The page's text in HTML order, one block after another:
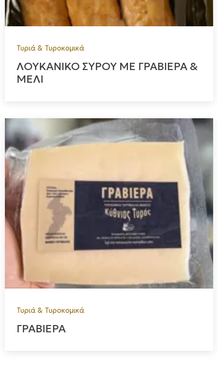
Τυριά & Τυροκομικά
ΛΟΥΚΑΝΙΚΟ ΣΥΡΟΥ ΜΕ ΓΡΑΒΙΕΡΑ &
ΜΕΛΙ
Τυριά & Τυροκομικά
ΓΡΑΒΙΕΡΑ